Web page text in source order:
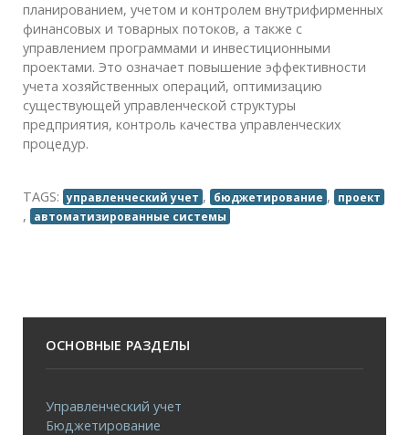
планированием, учетом и контролем внутрифирменных
финансовых и товарных потоков, а также с
управлением программами и инвестиционными
проектами. Это означает повышение эффективности
учета хозяйственных операций, оптимизацию
существующей управленческой структуры
предприятия, контроль качества управленческих
процедур.
TAGS: управленческий учет , бюджетирование , проект
, автоматизированные системы
ОСНОВНЫЕ РАЗДЕЛЫ
Управленческий учет
Бюджетирование